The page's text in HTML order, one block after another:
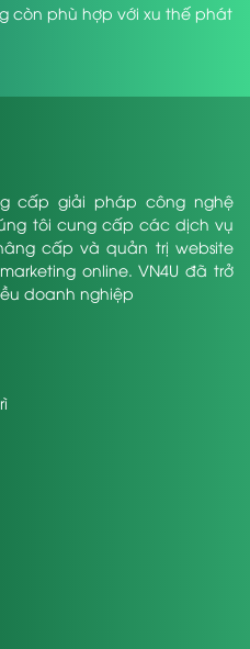
còn phù hợp với xu thế phát
cấp giải pháp công nghệ
tôi cung cấp các dịch vụ
cấp và quản trị website
online. VN4U đã trở
doanh nghiệp